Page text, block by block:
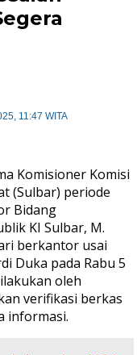
11:47 WITA
Komisioner Komisi
(Sulbar) periode
Bidang
KI Sulbar, M.
berkantor usai
Duka pada Rabu 5
oleh
verifikasi berkas
informasi.